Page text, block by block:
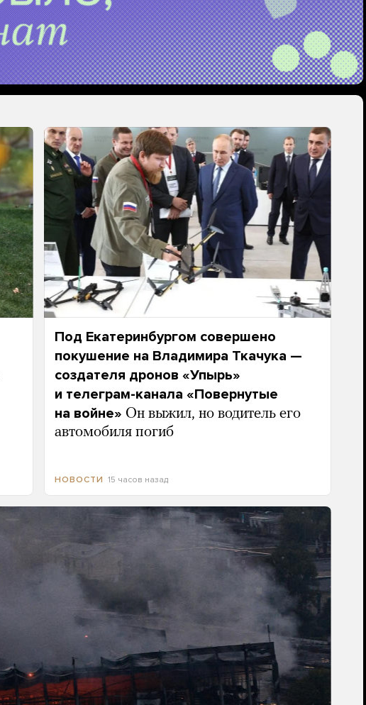
Под Екатеринбургом совершено
покушение на Владимира Ткачука —
создателя дронов «Упырь»
и телеграм-канала «Повернутые
на войне» Он выжил, но водитель его
автомобиля погиб
НОВОСТИ 15 часов назад